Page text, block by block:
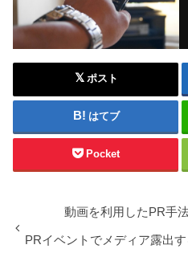
ポスト
はてブ
Pocket
動画を利用したPR手
PRイベントでメディア露出